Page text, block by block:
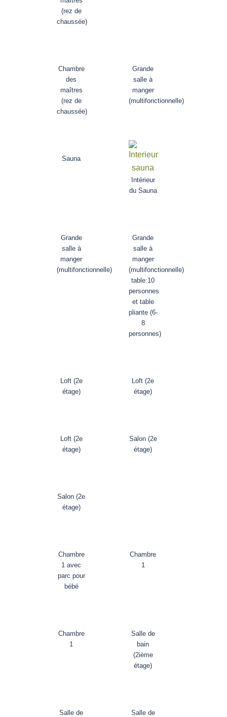
(rez de
chaussée)
Chambre
des
maîtres
(rez de
chaussée)
Grande
salle à
manger
(multifonctionnelle)
Sauna
Intérieur
du Sauna
Grande
salle à
manger
(multifonctionnelle)
Grande
salle à
manger
(multifonctionnelle)
table:10
personnes
et table
pliante (6-
8
personnes)
Loft (2e
étage)
Loft (2e
étage)
Loft (2e
étage)
Salon (2e
étage)
Salon (2e
étage)
Chambre
1 avec
parc pour
bébé
Chambre
1
Chambre
1
Salle de
bain
(2ième
étage)
Salle de
Salle de